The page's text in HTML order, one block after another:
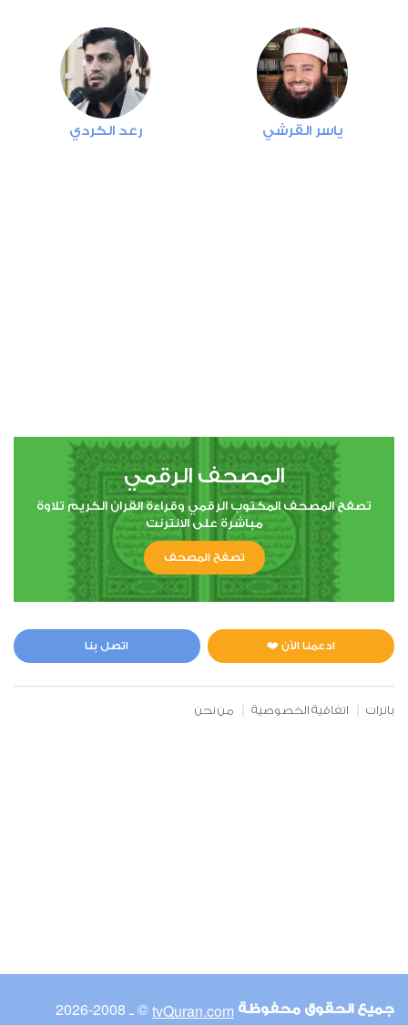
ياسر القرشي رعد الكردي
المصحف الرقمي
تصفح المصحف المكتوب الرقمي وقراءة القران الكريم تلاوة
مباشرة على الانترنت
تصفح المصحف
ادعمنا الآن ❤️ اتصل بنا
بانرات اتفاقية الخصوصية من نحن
جميع الحقوق محفوظة tvQuran.com© ـ 2008-2026